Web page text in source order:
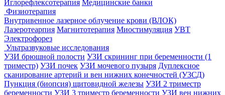
Иглорефлексотерапия Медицинские банки
Физиотерапия
Внутривенное лазерное облучение крови (ВЛОК)
Лазеротеарпия Магнитотерапия Миостимуляция УВТ
Электрофорез
Ультразвуковые исследования
УЗИ брюшной полости УЗИ скрининг при беременности (1
триместр) УЗИ почек УЗИ мочевого пузыря Дуплексное
сканирование артерий и вен нижних конечностей (УЗСД)
Пункция (биопсия) щитовидной железы УЗИ 2 триместр
беременности УЗИ 3 триместр беременности УЗИ вен нижних